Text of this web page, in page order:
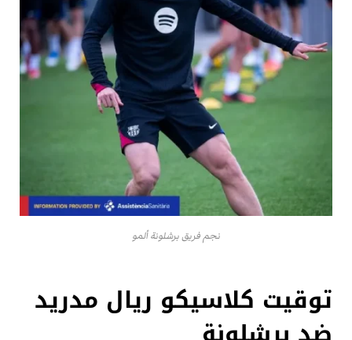
نجم فريق برشلونة ألمو
توقيت كلاسيكو ريال مدريد